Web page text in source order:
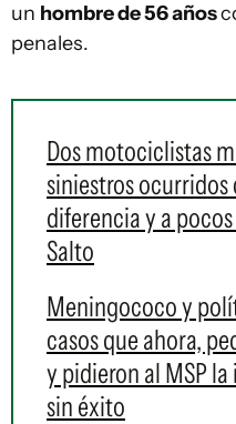
un hombre de 56 años
penales.
Dos motociclistas
siniestros ocurridos
diferencia y a
Salto
Meningococo y
casos que ahora,
y pidieron al MSP
sin éxito